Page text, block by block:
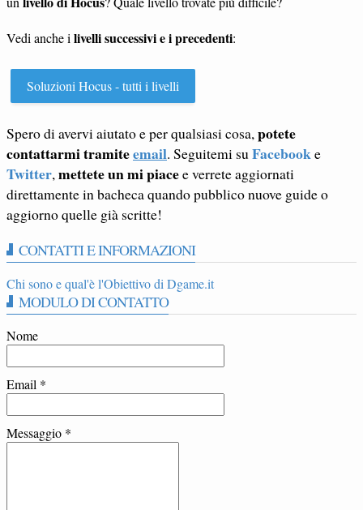
Vedi anche i livelli successivi e i precedenti:
Soluzioni Hocus - tutti i livelli
Spero di avervi aiutato e per qualsiasi cosa,potete
contattarmi tramiteemail. Seguitemi suFacebooke
Twitter,mettete un mi piacee verrete aggiornati
direttamente in bacheca quando pubblico nuove guide o
aggiorno quelle già scritte!
CONTATTI E INFORMAZIONI
Chi sono e qual'è l'Obiettivo di Dgame.it
MODULO DI CONTATTO
Nome
Email *
Messaggio *